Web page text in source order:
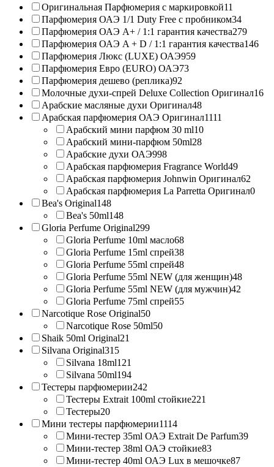
Оригинальная Парфюмерия с маркировкой11
Парфюмерия ОАЭ 1/1 Duty Free с пробником34
Парфюмерия ОАЭ A+ / 1:1 гарантия качества279
Парфюмерия ОАЭ A + D / 1:1 гарантия качества146
Парфюмерия Люкс (LUXE) ОАЭ959
Парфюмерия Евро (EURO) ОАЭ73
Парфюмерия дешево (реплика)92
Молочные духи-спрей Deluxe Collection Оригинал16
Арабские масляные духи Оригинал48
Арабская парфюмерия ОАЭ Оригинал1111
Арабский мини парфюм 30 ml10
Арабский мини-парфюм 50ml28
Арабские духи ОАЭ998
Арабская парфюмерия Fragrance World49
Арабская парфюмерия Johnwin Оригинал62
Арабская парфюмерия La Parretta Оригинал0
Bea's Original148
Bea's 50ml148
Gloria Perfume Original299
Gloria Perfume 10ml масло68
Gloria Perfume 15ml спрей38
Gloria Perfume 55ml спрей48
Gloria Perfume 55ml NEW (для женщин)48
Gloria Perfume 55ml NEW (для мужчин)42
Gloria Perfume 75ml спрей55
Narcotique Rose Original50
Narcotique Rose 50ml50
Shaik 50ml Original21
Silvana Original315
Silvana 18ml121
Silvana 50ml194
Тестеры парфюмерии242
Тестеры Extrait 100ml стойкие221
Тестеры20
Мини тестеры парфюмерии1114
Мини-тестер 35ml ОАЭ Extrait De Parfum39
Мини-тестер 38ml ОАЭ стойкие83
Мини-тестер 40ml ОАЭ Lux в мешочке87